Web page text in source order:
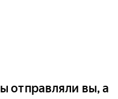
отправляли вы, а